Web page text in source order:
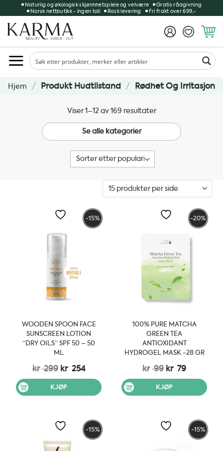
to
content
Naturlig og økologisk skjønnhetspleie og velvære
Gratis rådgivning
Norsk nettbutikk - ingen toll
Rask levering Fri frakt over 699,-
Hjem / Produkt Hudtilstand / Rødhet Og Irritasjon
Viser 1–12 av 169 resultaterSortert
etter
propularitet
Se alle kategorier
-15%
WOODEN SPOON FACE
SUNSCREEN LOTION
“DRY OILS” SPF 50 – 50
ML
kr299 Opprinnelig
var:
kr 299.
kr 254Nåværende
kr 254.
KJØP
-20%
100% PURE MATCHA
GREEN TEA
ANTIOXIDANT
HYDROGEL MASK -28 GR
kr99 Opprinnelig
var:
kr 99.
kr 79
kr 79.
KJØP
-15% -15%